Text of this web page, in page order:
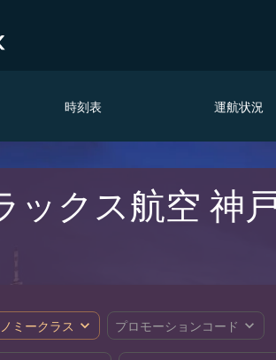
時刻表 運航状況
ックス航空 神
ミークラス expand_more プロモーションコード expand_more